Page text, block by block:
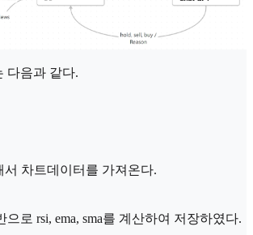
다음과 같다.
서 차트데이터를 가져온다.
로 rsi, ema, sma를 계산하여 저장하였다.